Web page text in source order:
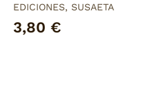
EDICIONES, SUSAETA
3,80 €